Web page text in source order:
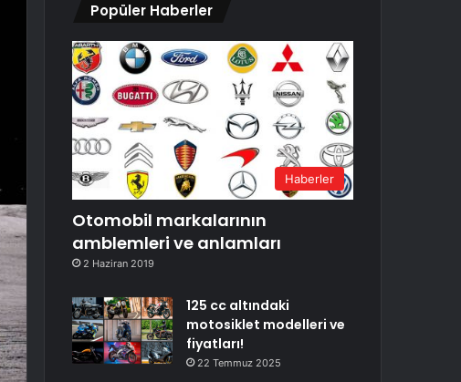
Popüler Haberler
Haberler
Otomobil markalarının
amblemleri ve anlamları
2 Haziran 2019
125 cc altındaki
motosiklet modelleri ve
fiyatları!
22 Temmuz 2025